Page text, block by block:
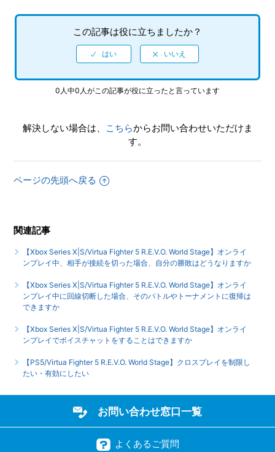
ますか）
【Xbox Series X|S/Virtua Fighter 5 R.E.V.O. World Stage】
プレイ動画やゲーム画面写真を、動画サイト／SNS等で公開
【Xbox Series X|S/Virtua Fighter 5 R.E.V.O. World Stage】
【Xbox Series X|S/Virtua Fighter 5 R.E.V.O. World Stage】
【Xbox Series X|S/Virtua Fighter 5 R.E.V.O. World Stage】
もっと見る
この記事は役に立ちましたか？
0人中0人がこの記事が役に立ったと言っています
解決しない場合は、 こちらからお問い合わせいただけま
す。
ページの先頭へ戻る
関連記事
【Xbox Series X|S/Virtua Fighter 5 R.E.V.O. World Stage】オンライ
ンプレイ中、相手が接続を切った場合、自分の勝敗はどうなりますか
【Xbox Series X|S/Virtua Fighter 5 R.E.V.O. World Stage】オンライ
ンプレイ中に回線切断した場合、そのバトルやトーナメントに復帰は
できますか
【Xbox Series X|S/Virtua Fighter 5 R.E.V.O. World Stage】オンライ
ンプレイでボイスチャットをすることはできますか
【PS5/Virtua Fighter 5 R.E.V.O. World Stage】クロスプレイを制限し
たい・有効にしたい
お問い合わせ窓口一覧
よくあるご質問